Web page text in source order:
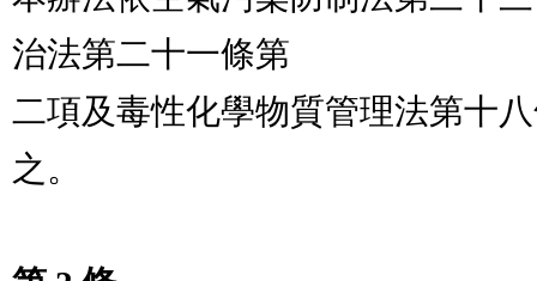
治法第二十一條第
二項及毒性化學物質管理法第十
之。